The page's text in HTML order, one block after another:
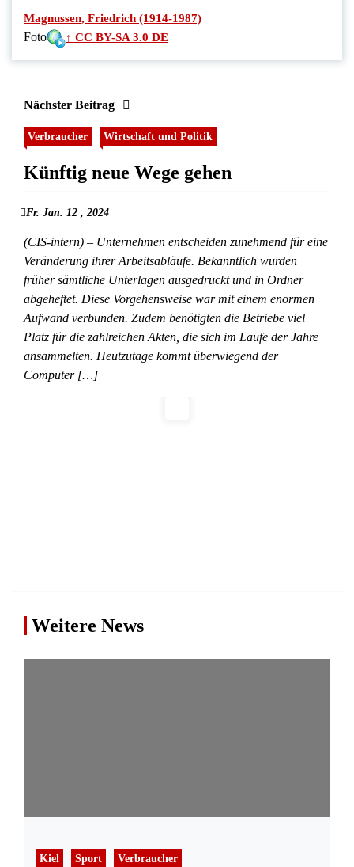
Magnussen, Friedrich (1914-1987)
Foto ↑ CC BY-SA 3.0 DE
Nächster Beitrag
Verbraucher Wirtschaft und Politik
Künftig neue Wege gehen
Fr. Jan. 12 , 2024
(CIS-intern) – Unternehmen entscheiden zunehmend für eine
Veränderung ihrer Arbeitsabläufe. Bekanntlich wurden
früher sämtliche Unterlagen ausgedruckt und in Ordner
abgeheftet. Diese Vorgehensweise war mit einem enormen
Aufwand verbunden. Zudem benötigten die Betriebe viel
Platz für die zahlreichen Akten, die sich im Laufe der Jahre
ansammelten. Heutzutage kommt überwiegend der
Computer […]
Weitere News
Kiel Sport Verbraucher